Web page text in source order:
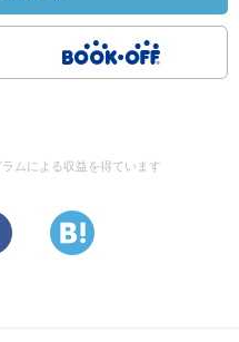
ムによる収益を得ています